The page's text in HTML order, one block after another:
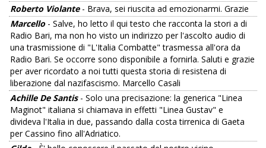
Roberto Violante - Brava, sei riuscita ad emozionarmi. Grazie
Marcello- Salve, ho letto il qui testo che racconta la stori a di
Radio Bari, ma non ho visto un indirizzo per l'ascolto audio di
una trasmissione di "L'Italia Combatte" trasmessa all'ora da
Radio Bari. Se occorre sono disponibile a fornirla. Saluti e grazie
per aver ricordato a noi tutti questa storia di resistena di
liberazione dal nazifascismo. Marcello Casali
Achille De Santis- Solo una precisazione: la generica "Linea
Maginot" italiana si chiamava in effetti "Linea Gustav" e
divideva l'Italia in due, passando dalla costa tirrenica di Gaeta
per Cassino fino all'Adriatico.